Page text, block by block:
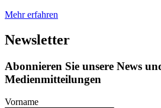
Mehr erfahren
Newsletter
Abonnieren Sie unsere News
Medienmitteilungen
Vorname